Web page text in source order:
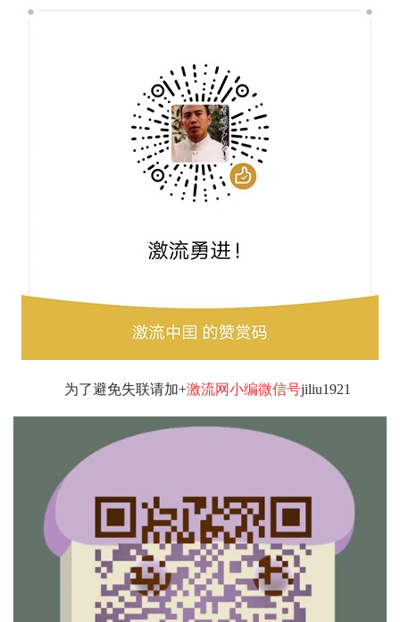
为了避免失联请加+激流网小编微信号jiliu1921